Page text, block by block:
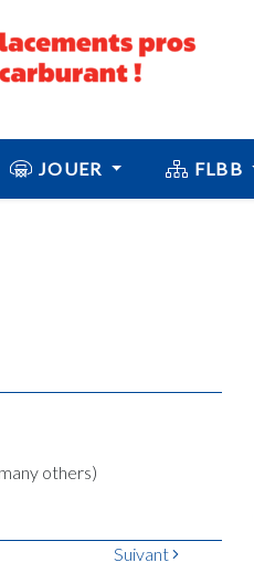
JOUER FLBB
others)
Suivant